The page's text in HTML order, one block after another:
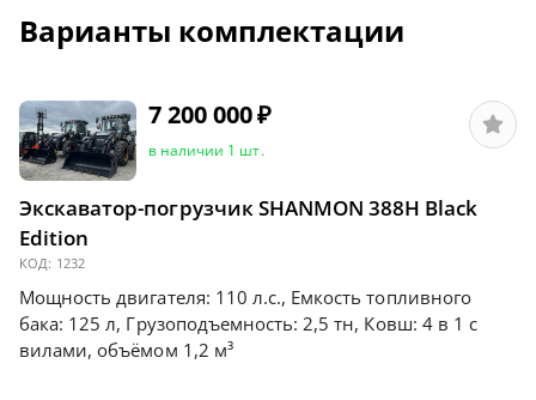
Варианты комплектации
Экскаватор-погрузчик SHANMON 388H Вlасk
Еditiоn
КОД: 1232
Мощность двигателя: 110 л.с., Емкость топливного
бака: 125 л, Грузоподъемность: 2,5 тн, Ковш: 4 в 1 с
вилами, объёмом 1,2 м³
7 200 000₽
в наличии 1 шт.